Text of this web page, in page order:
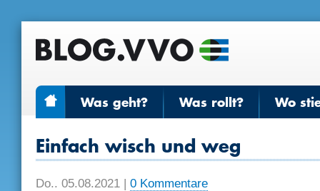
Was geht? Was rollt? Wo
Einfach wisch und weg
Do.. 05.08.2021 | 0 Kommentare